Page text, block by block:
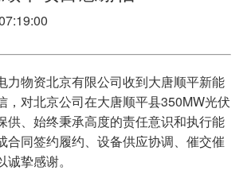
电力
新能源
节能环保
力物资北京有限公司收到大唐顺平新能
，对北京公司在大唐顺平县350MW光伏
供、始终秉承高度的责任意识和执行能
合同签约履约、设备供应协调、催交催
挚感谢。